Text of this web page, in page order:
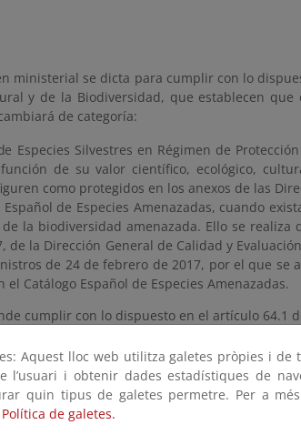
ministerial se dicta para cumplir con lo
y de la Biodiversidad, que establecen
de categoría:
Especies Silvestres en Régimen de
de su valor científico, ecológico,
como protegidos en los anexos de las
Español de Especies Amenazadas, cuando
la biodiversidad amenazada. Ello se
de la Dirección General de Calidad y
de 24 de febrero de 2017, por el que
el Catálogo Español de Especies Amenazadas.
cumplir con lo dispuesto en el artículo 64.1
invasoras que constituyan una amenaza
recursos económicos asociados al uso del
siguiendo el procedimiento descrito
español de especies exóticas invasoras.
y cambian de categoría varias
Aquest lloc web utilitza galetes pròpies i de
l’usuari i obtenir dades estadístiques de
quin tipus de galetes permetre. Per a
Política de galetes.